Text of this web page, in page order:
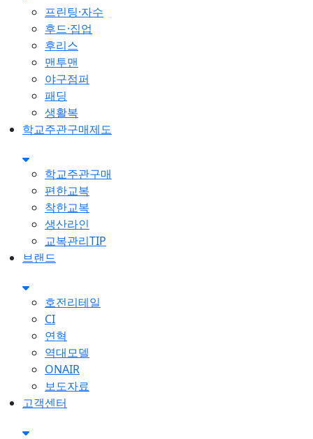
프린팅·자수
후드·집업
후리스
맨투맨
야구점퍼
패딩
생활복
학교주관구매제도
학교주관구매
편한교복
착한교복
생산라인
교복관리TIP
브랜드
호전리테일
CI
연혁
역대모델
ONAIR
보도자료
고객센터